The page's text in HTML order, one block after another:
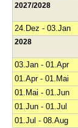
2027/2028
24.Dez - 03.Jan
2028
03.Jan - 01.Apr
01.Apr - 01.Mai
01.Mai - 01.Jun
01.Jun - 01.Jul
01.Jul - 08.Aug